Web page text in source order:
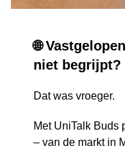
🌐
niet begrijpt?
Dat was vroeger.
Met UniTalk Buds
– van de markt in